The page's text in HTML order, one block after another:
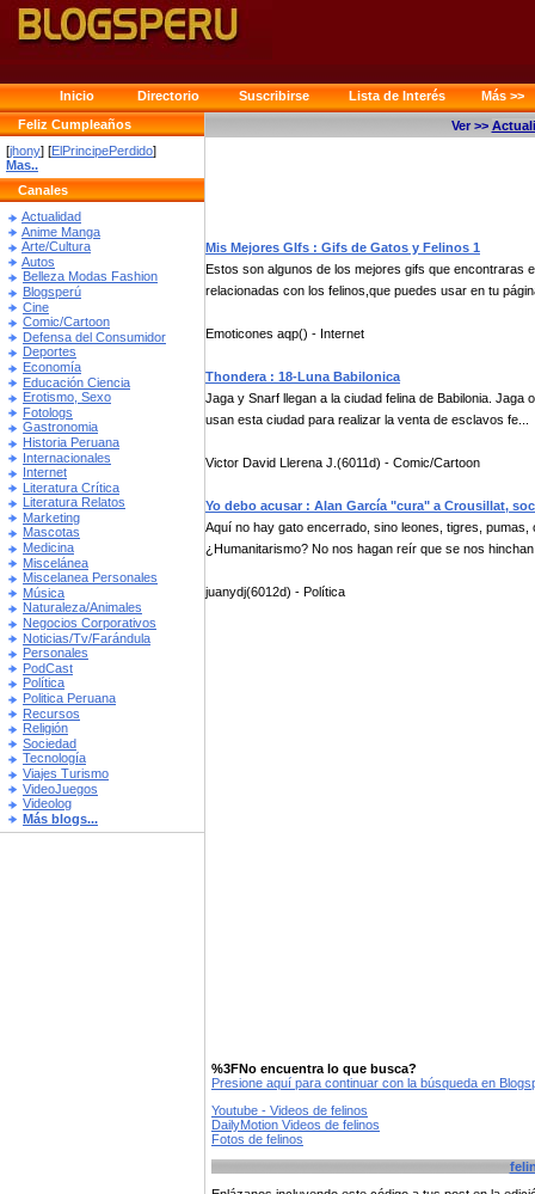
Inicio Directorio Suscribirse Lista de Interés
Más >>
Feliz Cumpleaños
[jhony] [ElPrincipePerdido]
Mas..
Canales
Actualidad
Anime Manga
Arte/Cultura
Autos
Belleza Modas Fashion
Blogsperú
Cine
Comic/Cartoon
Defensa del Consumidor
Deportes
Economía
Educación Ciencia
Erotismo, Sexo
Fotologs
Gastronomia
Historia Peruana
Internacionales
Internet
Literatura Crítica
Literatura Relatos
Marketing
Mascotas
Medicina
Miscelánea
Miscelanea Personales
Música
Naturaleza/Animales
Negocios Corporativos
Noticias/Tv/Farándula
Personales
PodCast
Política
Politica Peruana
Recursos
Religión
Sociedad
Tecnología
Viajes Turismo
VideoJuegos
Videolog
Más blogs...
Ver >>
Mis Mejores GIfs : Gifs de Gatos y Felinos 1
Estos son algunos de los mejores gifs que encontraras
relacionadas con los felinos,que puedes usar en tu
Emoticones aqp() - Internet
Thondera : 18-Luna Babilonica
Jaga y Snarf llegan a la ciudad felina de Babilonia.
usan esta ciudad para realizar la venta de esclavos fe...
Victor David Llerena J.(6011d) - Comic/Cartoon
Yo debo acusar : Alan García "cura" a Crousillat,
Aquí no hay gato encerrado, sino leones, tigres,
¿Humanitarismo? No nos hagan reír que se nos
juanydj(6012d) - Política
%3FNo encuentra lo que busca?
Presione aquí para continuar con la búsqueda en
Youtube - Videos de felinos
DailyMotion Videos de felinos
Fotos de felinos